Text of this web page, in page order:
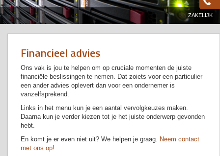
ZAKELIJK
Financieel advies
Ons vak is jou te helpen om op cruciale momenten de juiste
financiële beslissingen te nemen. Dat zoiets voor een particulier
een ander advies oplevert dan voor een ondernemer is
vanzelfsprekend.
Links in het menu kun je een aantal vervolgkeuzes maken.
Daarna kun je verder kiezen tot je het juiste onderwerp gevonden
hebt.
En komt je er even niet uit? We helpen je graag. Neem contact
met ons op!